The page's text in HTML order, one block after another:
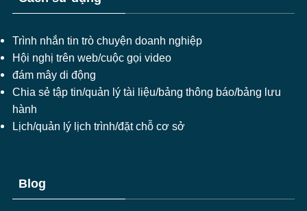
Trình nhắn tin trò chuyện doanh nghiệp
Hội nghị trên web/cuộc gọi video
đám mây di động
Chia sẻ tập tin/quản lý tài liệu/bảng thông báo/bảng lưu
hành
Lịch/quản lý lịch trình/đặt chỗ cơ sở
Blog